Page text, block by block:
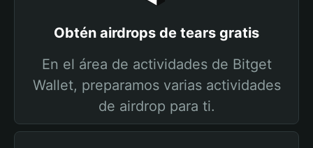
Obtén airdrops de tears gratis
En el área de actividades de Bitget
Wallet, preparamos varias actividades
de airdrop para ti.